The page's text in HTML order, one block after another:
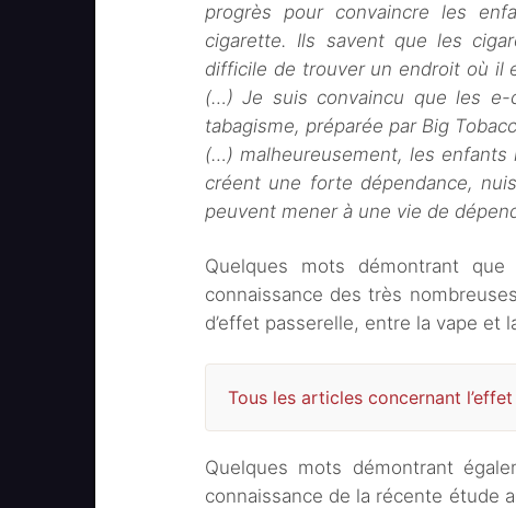
progrès pour convaincre les
cigarette. Ils savent que les
difficile de trouver un endroit où il
(…) Je suis convaincu que les e-
tabagisme, préparée par Big
(…) malheureusement, les
créent une forte dépendance,
peuvent mener à une vie de
Quelques mots démontrant
connaissance des très
d’effet passerelle, entre la vape et
Tous les articles concernant
Quelques mots démontrant
connaissance de la récente étude